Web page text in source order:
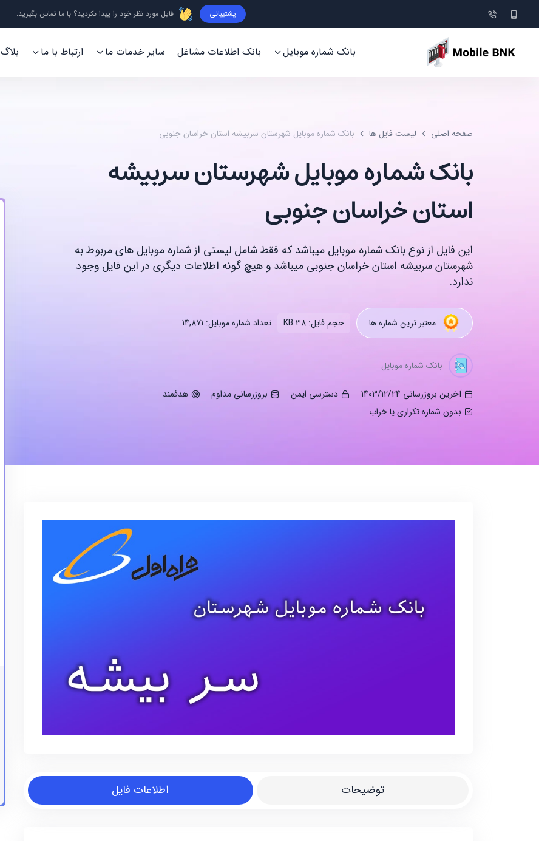
پشتیبانی فایل مورد نظر خود را پیدا نکردید؟ با ما تماس بگیرید.
بانک شماره موبایل بانک اطلاعات مشاغل سایر خدمات ما ارتباط با ما بلاگ
صفحه اصلی لیست فایل ها بانک شماره موبایل شهرستان سربیشه استان خراسان جنوبی
بانک شماره موبایل شهرستان سربیشه
استان خراسان جنوبی
این فایل از نوع بانک شماره موبایل میباشد که فقط شامل لیستی از شماره موبایل های مربوط به
شهرستان سربیشه استان خراسان جنوبی میباشد و هیچ گونه اطلاعات دیگری در این فایل وجود
ندارد.
معتبر ترین شماره ها حجم فایل: 38 KB تعداد شماره موبایل: 14,871
بانک شماره موبایل
آخرین بروزرسانی 1403/12/24 دسترسی ایمن بروزرسانی مداوم
هدفمند
بدون شماره تکراری یا خراب
توضیحات اطلاعات فایل